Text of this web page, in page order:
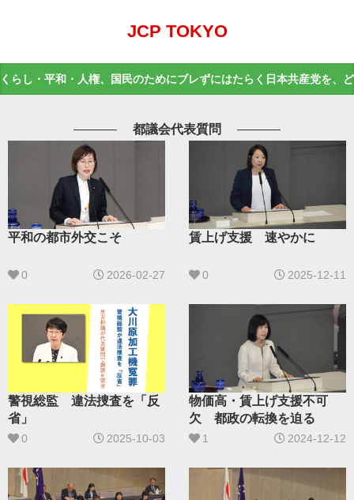
JCP TOKYO
くらし・平和・人権、国民のためにブレずにはたらく日本共産党を、
都議会代表質問
平和の都市外交こそ
0 2026-02-27
賃上げ支援 速やかに
0 2025-12-11
警視総監 違法捜査を「反
省」
0 2025-10-03
物価高・賃上げ支援不可
欠 都政の転換を迫る
1 2024-12-12